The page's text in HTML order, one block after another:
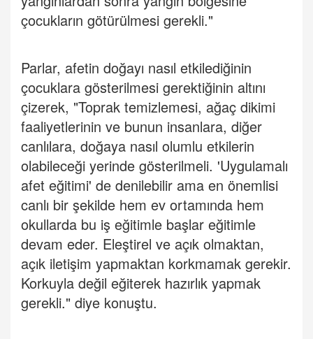
çocukların götürülmesi gerekli."
Parlar, afetin doğayı nasıl etkilediğinin
çocuklara gösterilmesi gerektiğinin altını
çizerek, "Toprak temizlemesi, ağaç dikimi
faaliyetlerinin ve bunun insanlara, diğer
canlılara, doğaya nasıl olumlu etkilerin
olabileceği yerinde gösterilmeli. 'Uygulamalı
afet eğitimi' de denilebilir ama en önemlisi
canlı bir şekilde hem ev ortamında hem
okullarda bu iş eğitimle başlar eğitimle
devam eder. Eleştirel ve açık olmaktan,
açık iletişim yapmaktan korkmamak gerekir.
Korkuyla değil eğiterek hazırlık yapmak
gerekli." diye konuştu.